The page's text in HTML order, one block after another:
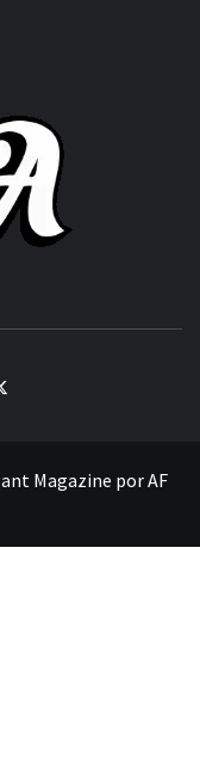
Magazine porAF